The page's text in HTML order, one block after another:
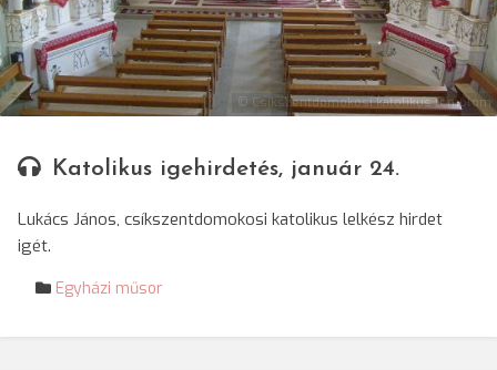
© Csíkszentdomokosi katolikus templom
Katolikus igehirdetés, január 24.
Lukács János, csíkszentdomokosi katolikus lelkész hirdet
igét.
Egyházi műsor